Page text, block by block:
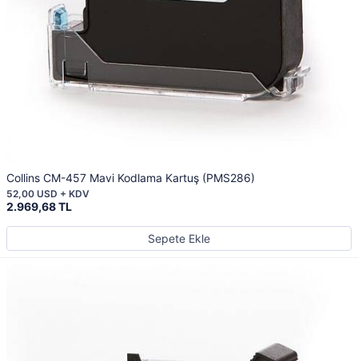
Collins CM-457 Mavi Kodlama Kartuş (PMS286)
2.969,68 TL
52,00 USD + KDV
Sepete Ekle